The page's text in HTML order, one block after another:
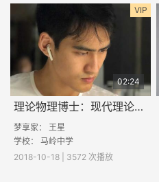
VIP
02:24
理论物理博士：现代理论物理研究什么？
梦享家： 王星
学校： 马岭中学
2018-10-18 | 3572 次播放